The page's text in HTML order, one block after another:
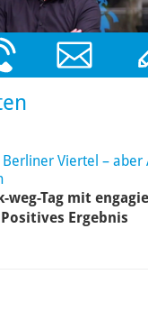
Viertel – aber
weg-Tag mit
Ergebnis